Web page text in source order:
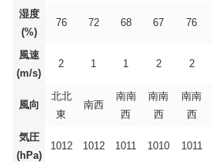
湿度
(%)
76 72 68 67 76
風速
(m/s)
2 1 1 2 2
風向
北北
東
南西
南南
西
南南
西
南南
西
気圧
(hPa)
1012 1012 1011 1010 1011